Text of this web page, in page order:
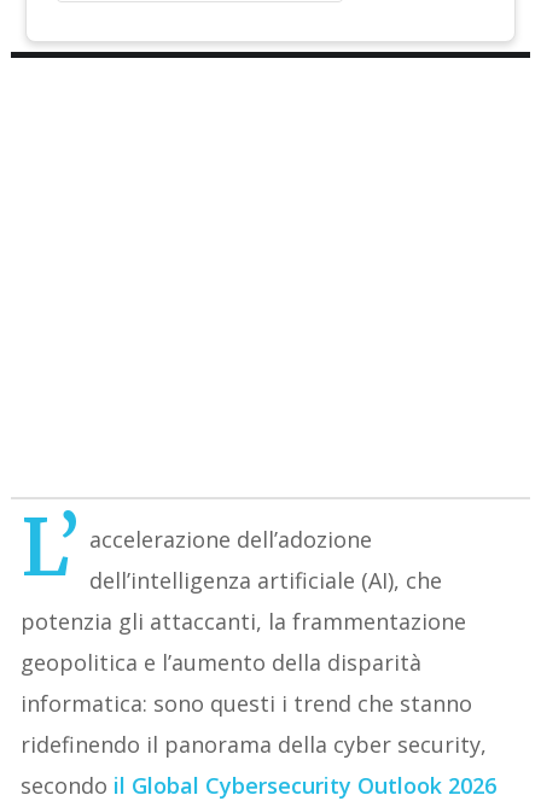
L’ accelerazione dell’adozione
dell’intelligenza artificiale (AI), che
potenzia gli attaccanti, la frammentazione
geopolitica e l’aumento della disparità
informatica: sono questi i trend che stanno
ridefinendo il panorama della cyber security,
secondo il Global Cybersecurity Outlook 2026